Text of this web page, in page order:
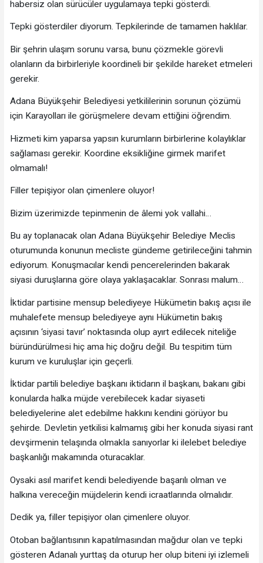
habersiz olan sürücüler uygulamaya tepki gösterdi.
Tepki gösterdiler diyorum. Tepkilerinde de tamamen haklılar.
Bir şehrin ulaşım sorunu varsa, bunu çözmekle görevli
olanların da birbirleriyle koordineli bir şekilde hareket etmeleri
gerekir.
Adana Büyükşehir Belediyesi yetkililerinin sorunun çözümü
için Karayolları ile görüşmelere devam ettiğini öğrendim.
Hizmeti kim yaparsa yapsın kurumların birbirlerine kolaylıklar
sağlaması gerekir. Koordine eksikliğine girmek marifet
olmamalı!
Filler tepişiyor olan çimenlere oluyor!
Bizim üzerimizde tepinmenin de âlemi yok vallahi…
Bu ay toplanacak olan Adana Büyükşehir Belediye Meclis
oturumunda konunun mecliste gündeme getirileceğini tahmin
ediyorum. Konuşmacılar kendi pencerelerinden bakarak
siyasi duruşlarına göre olaya yaklaşacaklar. Sonrası malum…
İktidar partisine mensup belediyeye Hükümetin bakış açısı ile
muhalefete mensup belediyeye aynı Hükümetin bakış
açısının ‘siyasi tavır’ noktasında olup ayırt edilecek niteliğe
büründürülmesi hiç ama hiç doğru değil. Bu tespitim tüm
kurum ve kuruluşlar için geçerli.
İktidar partili belediye başkanı iktidarın il başkanı, bakanı gibi
konularda halka müjde verebilecek kadar siyaseti
belediyelerine alet edebilme hakkını kendini görüyor bu
şehirde. Devletin yetkilisi kalmamış gibi her konuda siyasi rant
devşirmenin telaşında olmakla sanıyorlar ki ilelebet belediye
başkanlığı makamında oturacaklar.
Oysaki asıl marifet kendi belediyende başarılı olman ve
halkına vereceğin müjdelerin kendi icraatlarında olmalıdır.
Dedik ya, filler tepişiyor olan çimenlere oluyor.
Otoban bağlantısının kapatılmasından mağdur olan ve tepki
gösteren Adanalı yurttaş da oturup her olup biteni iyi izlemeli